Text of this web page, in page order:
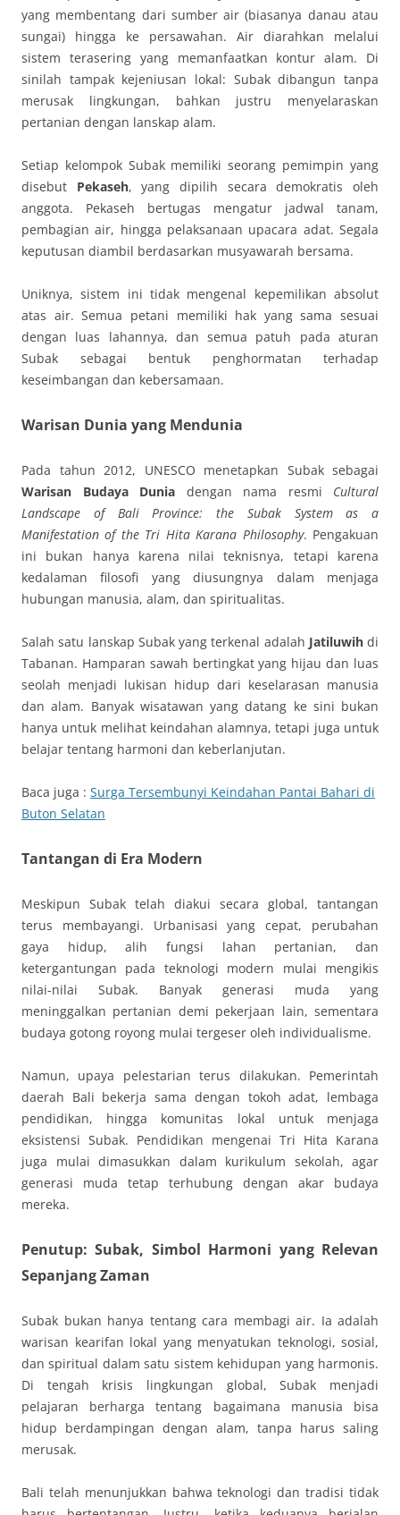
yang membentang dari sumber air (biasanya danau atau
sungai) hingga ke persawahan. Air diarahkan melalui
sistem terasering yang memanfaatkan kontur alam. Di
sinilah tampak kejeniusan lokal: Subak dibangun tanpa
merusak lingkungan, bahkan justru menyelaraskan
pertanian dengan lanskap alam.
Setiap kelompok Subak memiliki seorang pemimpin yang
disebut Pekaseh, yang dipilih secara demokratis oleh
anggota. Pekaseh bertugas mengatur jadwal tanam,
pembagian air, hingga pelaksanaan upacara adat. Segala
keputusan diambil berdasarkan musyawarah bersama.
Uniknya, sistem ini tidak mengenal kepemilikan absolut
atas air. Semua petani memiliki hak yang sama sesuai
dengan luas lahannya, dan semua patuh pada aturan
Subak sebagai bentuk penghormatan terhadap
keseimbangan dan kebersamaan.
Warisan Dunia yang Mendunia
Pada tahun 2012, UNESCO menetapkan Subak sebagai
Warisan Budaya Dunia dengan nama resmi Cultural
Landscape of Bali Province: the Subak System as a
Manifestation of the Tri Hita Karana Philosophy. Pengakuan
ini bukan hanya karena nilai teknisnya, tetapi karena
kedalaman filosofi yang diusungnya dalam menjaga
hubungan manusia, alam, dan spiritualitas.
Salah satu lanskap Subak yang terkenal adalah Jatiluwihdi
Tabanan. Hamparan sawah bertingkat yang hijau dan luas
seolah menjadi lukisan hidup dari keselarasan manusia
dan alam. Banyak wisatawan yang datang ke sini bukan
hanya untuk melihat keindahan alamnya, tetapi juga untuk
belajar tentang harmoni dan keberlanjutan.
Baca juga : Surga Tersembunyi Keindahan Pantai Bahari di
Buton Selatan
Tantangan di Era Modern
Meskipun Subak telah diakui secara global, tantangan
terus membayangi. Urbanisasi yang cepat, perubahan
gaya hidup, alih fungsi lahan pertanian, dan
ketergantungan pada teknologi modern mulai mengikis
nilai-nilai Subak. Banyak generasi muda yang
meninggalkan pertanian demi pekerjaan lain, sementara
budaya gotong royong mulai tergeser oleh individualisme.
Namun, upaya pelestarian terus dilakukan. Pemerintah
daerah Bali bekerja sama dengan tokoh adat, lembaga
pendidikan, hingga komunitas lokal untuk menjaga
eksistensi Subak. Pendidikan mengenai Tri Hita Karana
juga mulai dimasukkan dalam kurikulum sekolah, agar
generasi muda tetap terhubung dengan akar budaya
mereka.
Penutup: Subak, Simbol Harmoni yang Relevan
Sepanjang Zaman
Subak bukan hanya tentang cara membagi air. Ia adalah
warisan kearifan lokal yang menyatukan teknologi, sosial,
dan spiritual dalam satu sistem kehidupan yang harmonis.
Di tengah krisis lingkungan global, Subak menjadi
pelajaran berharga tentang bagaimana manusia bisa
hidup berdampingan dengan alam, tanpa harus saling
merusak.
Bali telah menunjukkan bahwa teknologi dan tradisi tidak